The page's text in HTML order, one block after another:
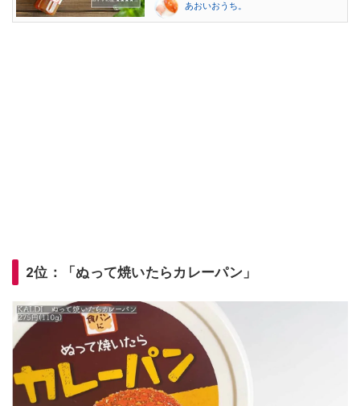
あおいおうち。
2位：「ぬって焼いたらカレーパン」